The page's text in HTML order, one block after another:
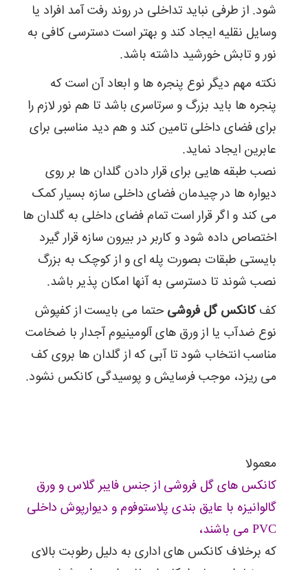
شود. از طرفی نباید تداخلی در روند رفت آمد افراد یا
وسایل نقلیه ایجاد کند و بهتر است دسترسی کافی به
نور و تابش خورشید داشته باشد.
نکته مهم دیگر نوع پنجره ها و ابعاد آن است که
پنجره ها باید بزرگ و سرتاسری باشد تا هم نور لازم را
برای فضای داخلی تامین کند و هم دید مناسبی برای
عابرین ایجاد نماید.
نصب طبقه هایی برای قرار دادن گلدان ها بر روی
دیواره ها در چیدمان فضای داخلی سازه بسیار کمک
می کند و اگر قرار است تمام فضای داخلی به گلدان ها
اختصاص داده شود و کاربر در بیرون سازه قرار گیرد
بایستی طبقات بصورت پله ای و از کوچک به بزرگ
نصب شوند تا دسترسی به آنها امکان پذیر باشد.
کفکانکس گل فروشیحتما می بایست از کفپوش
نوع ضدآب یا از ورق های آلومینیوم آجدار با ضخامت
مناسب انتخاب شود تا آبی که از گلدان ها بروی کف
می ریزد، موجب فرسایش و پوسیدگی کانکس نشود.
معمولا
کانکس های گل فروشی از جنس فایبر گلاس و ورق
گالوانیزه با عایق بندی پلاستوفوم و دیوارپوش داخلی
PVC می باشند،
که برخلاف کانکس های اداری به دلیل رطوبت بالای